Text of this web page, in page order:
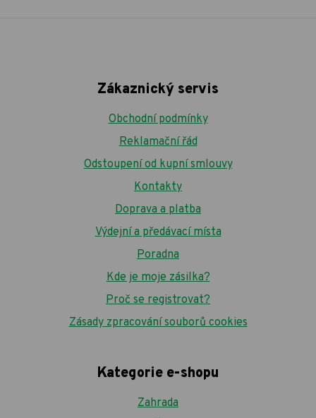
Zákaznický servis
Obchodní podmínky
Reklamační řád
Odstoupení od kupní smlouvy
Kontakty
Doprava a platba
Výdejní a předávací místa
Poradna
Kde je moje zásilka?
Proč se registrovat?
Zásady zpracování souborů cookies
Kategorie e-shopu
Zahrada